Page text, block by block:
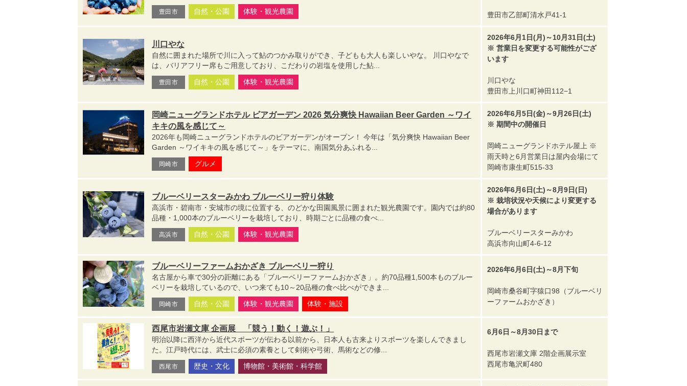
豊田市 自然・公園 体験・観光農園 豊田市乙部町清水戸41-1
川口やな
自然に囲まれた場所で川に入って鮎のつかみ取りができ、子どもも大人も楽しいやな。 川口やなで
は、バリアフリー席もご用意しており、こだわりの岩塩を使用した鮎...
豊田市 自然・公園 体験・観光農園
2026年6月1日(月)～10月31日(土)
※ 営業日を変更する可能性がござ
います
川口やな
豊田市上川口町神田112−1
岡崎ニューグランドホテル ビアガーデン 2026 気分爽快 Hawaiian Beer Garden ～ワイ
キキの風を感じて～
2026年も岡崎ニューグランドホテルのビアガーデンがオープン！ 今年は「気分爽快 Hawaiian Beer
Garden ～ワイキキの風を感じて～」をテーマに、南国気分あふれる...
岡崎市 グルメ
2026年6月5日(金)～9月26日(土)
※ 期間中の開催日
岡崎ニューグランドホテル屋上 ※
雨天時と6月営業日は屋内会場にて
岡崎市康生町515-33
ブルーベリースターみかわ ブルーベリー狩り体験
高浜市・碧南市・安城市の境に位置する、のどかな田園風景に囲まれた観光農園です。園内では約80
品種・1,000本のブルーベリーを栽培しており、時期ごとに品種の食べ...
高浜市 自然・公園 体験・観光農園
2026年6月6日(土)～8月9日(日)
※ 栽培状況や天候により変更する
場合があります
ブルーベリースターみかわ
高浜市向山町4-6-12
ブルーベリーファームおかざき ブルーベリー狩り
名古屋から車で30分の距離にある「ブルーベリーファームおかざき」。約70品種1,500本ものブルー
ベリーを栽培しているので、いつ来ても10～20品種の食べ比べができま...
岡崎市 自然・公園 体験・観光農園 体験・施設
2026年6月6日(土)～8月下旬
岡崎市桑谷町字猿口98（ブルーベリ
ーファームおかざき）
西尾市岩瀬文庫 企画展 「競う！動く！遊ぶ！」
明治以降に西洋から近代スポーツが伝わる以前から、日本人も古来よりスポーツを楽しんできまし
た。江戸時代には、武士に必須の素養として剣術や弓術、馬術などの修...
西尾市 歴史・文化 博物館・美術館・科学館
6月6日～8月30日まで
西尾市岩瀬文庫 2階企画展示室
西尾市亀沢町480